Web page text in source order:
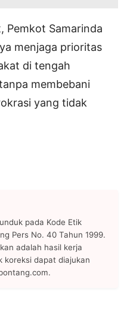
Pemkot Samarinda
menjaga prioritas
di tengah
membebani
yang tidak
pada Kode Etik
Pers No. 40 Tahun 1999.
adalah hasil kerja
koreksi dapat diajukan